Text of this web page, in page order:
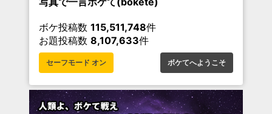
ボケ投稿数 115,511,748件
お題投稿数 8,107,633件
セーフモード オン ボケてへようこそ